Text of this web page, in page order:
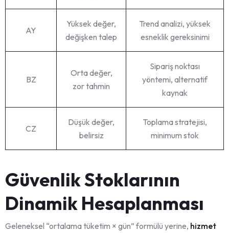
AY
Yüksek değer,
değişken talep
Trend analizi, yüksek
esneklik gereksinimi
BZ
Orta değer,
zor tahmin
Sipariş noktası
yöntemi, alternatif
kaynak
CZ
Düşük değer,
belirsiz
Toplama stratejisi,
minimum stok
Güvenlik Stoklarının
Dinamik Hesaplanması
Geleneksel “ortalama tüketim × gün” formülü yerine, hizmet